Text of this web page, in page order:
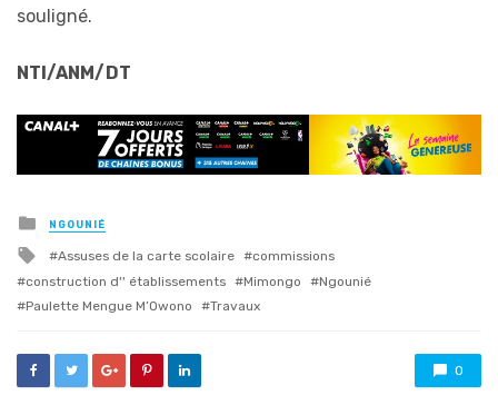
souligné.
NTI/ANM/DT
Posted
in
NGOUNIÉ
Tagged
with
Assuses de la carte scolaire
commissions
construction d'' établissements
Mimongo
Ngounié
Paulette Mengue M’Owono
Travaux
0